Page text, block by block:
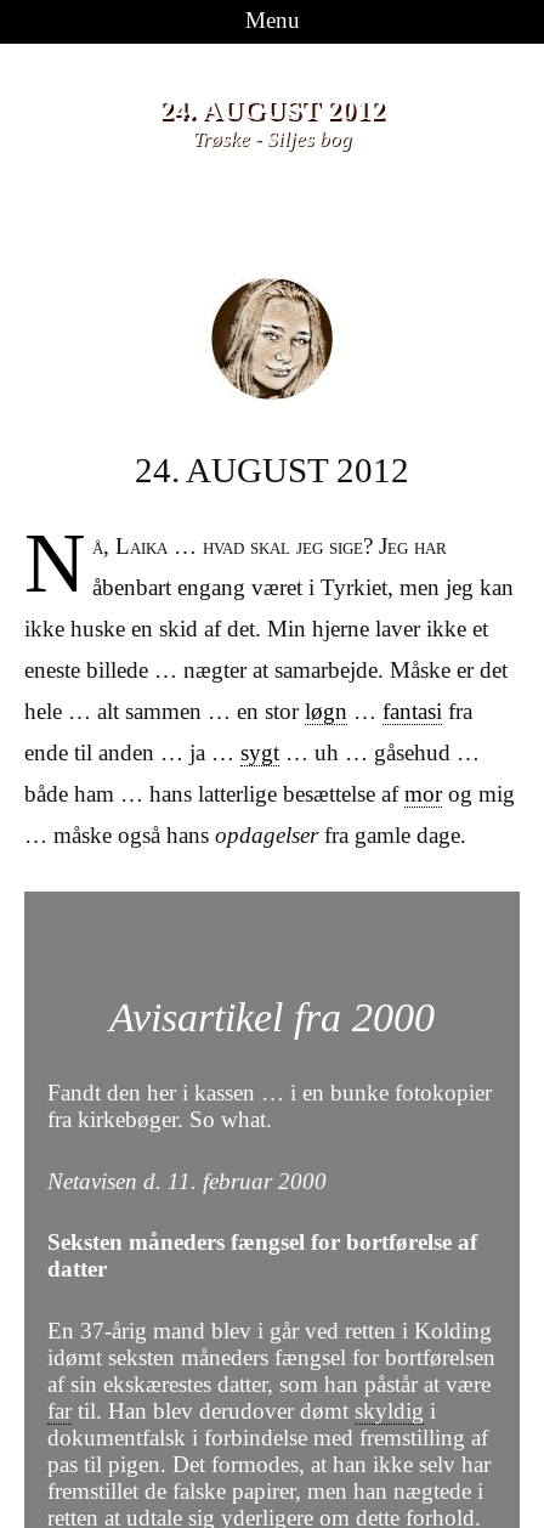
Menu
24. AUGUST 2012
Trøske- Siljes bog
24. AUGUST 2012
N å, Laika … hvad skal jeg sige? Jeg har
åbenbart engang været i Tyrkiet, men jeg kan
ikke huske en skid af det. Min hjerne laver ikke et
eneste billede … nægter at samarbejde. Måske er det
hele … alt sammen … en storløgn … fantasi fra
ende til anden … ja … sygt … uh … gåsehud …
både ham … hans latterlige besættelse afmorog mig
… måske også hans opdagelserfra gamle dage.
Avisartikel fra 2000
Fandt den her i kassen … i en bunke fotokopier
fra kirkebøger. So what.
Netavisen d. 11. februar 2000
Seksten måneders fængsel for bortførelse af
datter
En 37-årig mand blev i går ved retten i Kolding
idømt seksten måneders fængsel for bortførelsen
af sin ekskærestes datter, som han påstår at være
far til. Han blev derudover dømt skyldig i
dokumentfalsk i forbindelse med fremstilling af
pas til pigen. Det formodes, at han ikke selv har
fremstillet de falske papirer, men han nægtede i
retten at udtale sig yderligere om dette forhold.